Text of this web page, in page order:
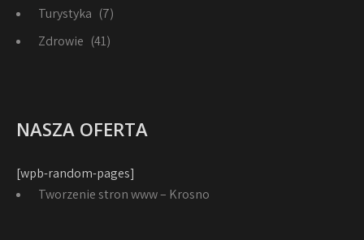
Turystyka (7)
Zdrowie (41)
NASZA OFERTA
[wpb-random-pages]
Tworzenie stron www – Krosno